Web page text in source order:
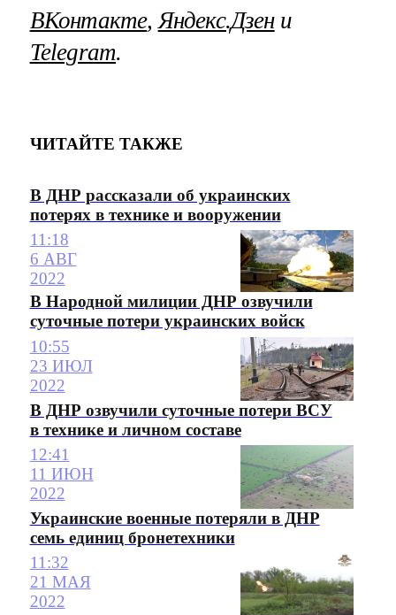
ВКонтакте, Яндекс.Дзени
Telegram.
ЧИТАЙТЕ ТАКЖЕ
В ДНР рассказали об украинских
потерях в технике и вооружении
11:18
6 АВГ
2022
В Народной милиции ДНР озвучили
суточные потери украинских войск
10:55
23 ИЮЛ
2022
В ДНР озвучили суточные потери ВСУ
в технике и личном составе
12:41
11 ИЮН
2022
Украинские военные потеряли в ДНР
семь единиц бронетехники
11:32
21 МАЯ
2022